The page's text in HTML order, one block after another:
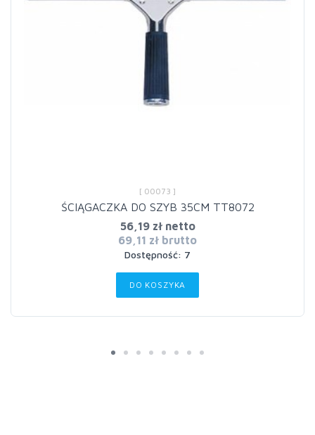
[ 00073 ]
ŚCIĄGACZKA DO SZYB 35CM TT8072
56,19 zł netto
69,11 zł brutto
Dostępność: 7
DO KOSZYKA